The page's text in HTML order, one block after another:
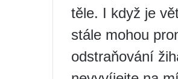
těle. I když je
stále mohou
odstraňování